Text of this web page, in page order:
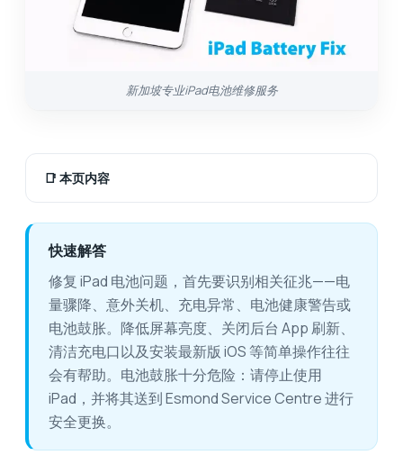
新加坡专业iPad电池维修服务
📑 本页内容
快速解答
修复 iPad 电池问题，首先要识别相关征兆——电
量骤降、意外关机、充电异常、电池健康警告或
电池鼓胀。降低屏幕亮度、关闭后台 App 刷新、
清洁充电口以及安装最新版 iOS 等简单操作往往
会有帮助。电池鼓胀十分危险：请停止使用
iPad，并将其送到 Esmond Service Centre 进行
安全更换。